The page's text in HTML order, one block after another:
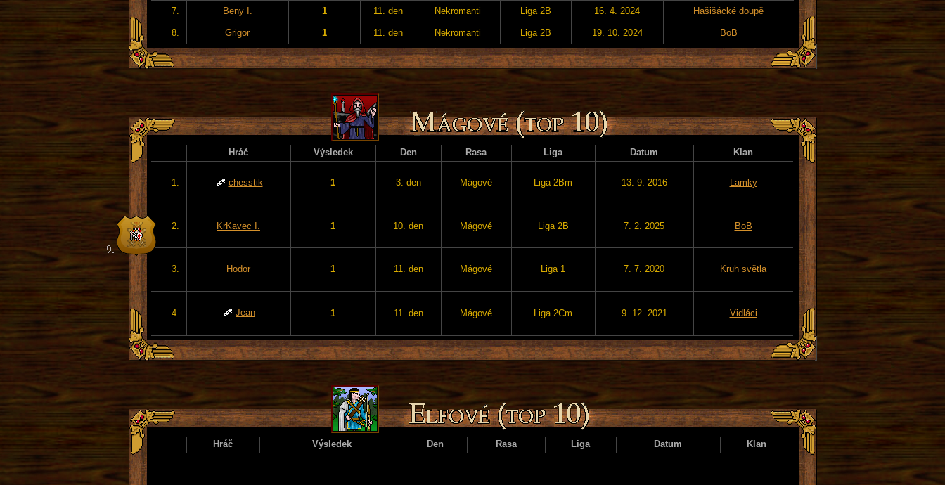
7. Beny I. 1 11. den Nekromanti Liga 2B 16. 4. 2024 Hašišácké doupě
8. Grigor 1 11. den Nekromanti Liga 2B 19. 10. 2024 BoB
Hráč Výsledek Den Rasa Liga Datum Klan
1. chesstik 1 3. den Mágové Liga 2Bm 13. 9. 2016 Lamky
2. KrKavec I. 1 10. den Mágové Liga 2B 7. 2. 2025 BoB
3. Hodor 1 11. den Mágové Liga 1 7. 7. 2020 Kruh světla
4. Jean 1 11. den Mágové Liga 2Cm 9. 12. 2021 Vidláci
Hráč Výsledek Den Rasa Liga Datum Klan